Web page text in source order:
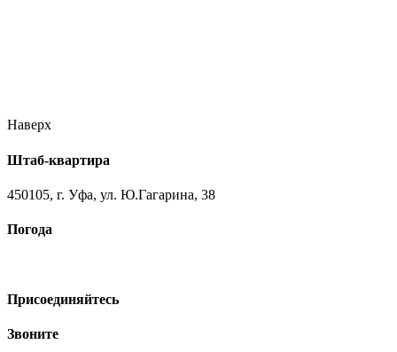
Наверх
Штаб-квартира
450105, г. Уфа, ул. Ю.Гагарина, 38
Погода
Присоединяйтесь
Звоните